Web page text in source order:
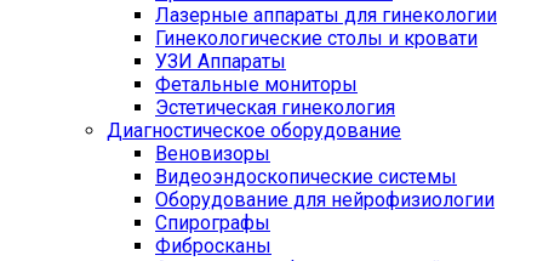
Лазерные аппараты для гинекологии
Гинекологические столы и кровати
УЗИ Аппараты
Фетальные мониторы
Эстетическая гинекология
Диагностическое оборудование
Веновизоры
Видеоэндоскопические системы
Оборудование для нейрофизиологии
Спирографы
Фибросканы